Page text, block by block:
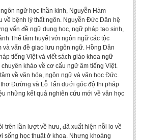
ngữ học thần kinh, Nguyễn Hàm
về bệnh lý thất ngôn. Nguyễn Đức Dân hệ
vấn đề ngữ dụng học, ngữ pháp tạo sinh,
Thế tâm huyết với ngôn ngữ các tộc
vấn đề giao lưu ngôn ngữ. Hồng Dân
tiếng Việt và viết sách giáo khoa ngữ
khảo về cơ cấu ngữ âm tiếng Việt.
về văn hóa, ngôn ngữ và văn học Đức.
Đường và Lỗ Tấn dưới góc độ thi pháp
những kết quả nghiên cứu mới về văn học
trên lần lượt về hưu, đã xuất hiện nỗi lo về
sống học thuật ở khoa. Nhưng khoảng